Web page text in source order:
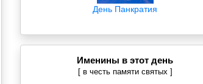
День Панкратия
Именины в этот день
[ в честь памяти святых ]